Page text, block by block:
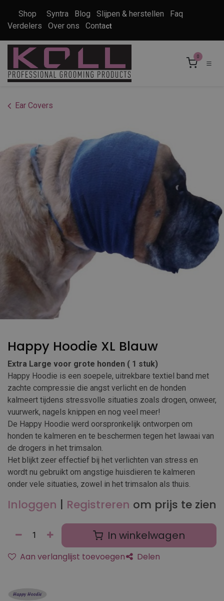
Shop Syntra Blog Slijpen & herstellen
Faq
Verdelers
Over ons Contact
0
Ear Covers
Happy Hoodie XL Blauw
Extra Large voor grote honden ( 1 stuk)
Happy Hoodie is een soepele, uitrekbare textiel band met
zachte compressie die angst verlicht en de honden
kalmeert tijdens stressvolle situaties zoals drogen, onweer,
vuurwerk, nagels knippen en nog veel meer!
De Happy Hoodie werd oorspronkelijk ontworpen om
honden te kalmeren en te beschermen tegen het lawaai van
de drogers in het trimsalon.
Het blijkt zeer effectief bij het verlichten van stress en
wordt nu gebruikt om angstige huisdieren te kalmeren
onder vele situaties, zowel in het trimsalon als thuis.
Inloggen | Registreren om prijs te zien
In winkelwagen
Aan verlanglijst toevoegen Delen